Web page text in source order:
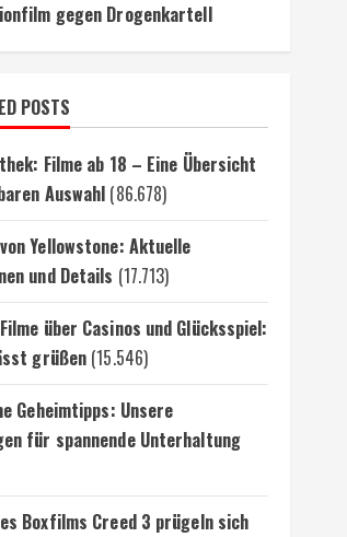
gegen Drogenkartell
POSTS
Filme ab 18 – Eine Übersicht
Auswahl (86.678)
Yellowstone: Aktuelle
und Details (17.713)
über Casinos und Glücksspiel:
grüßen (15.546)
Geheimtipps: Unsere
für spannende Unterhaltung
Boxfilms Creed 3 prügeln sich